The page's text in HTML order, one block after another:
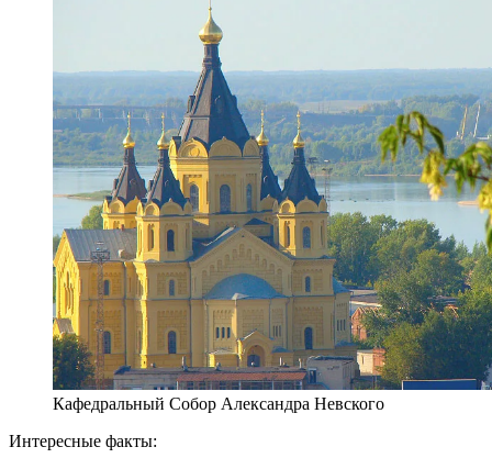
Кафедральный Собор Александра Невского
Интересные факты: